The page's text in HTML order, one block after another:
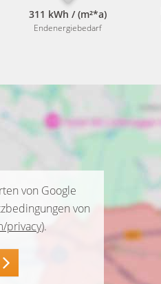
311 kWh / (m²*a)
Endenergiebedarf
von Google
von
privacy).